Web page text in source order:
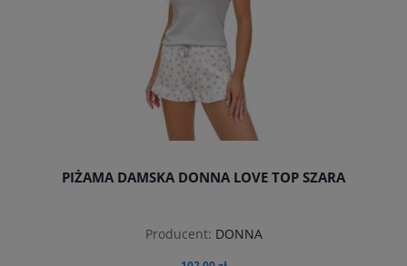
PIŻAMA DAMSKA DONNA LOVE TOP SZARA
Producent: DONNA